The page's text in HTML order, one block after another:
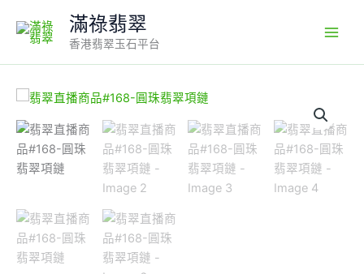
content
滿祿翡翠
香港翡翠玉石平台
直
播
商
品
圓
珠
翡
翠